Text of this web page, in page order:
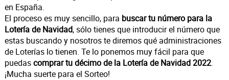
en España.
El proceso es muy sencillo, para buscar tu número para la
Lotería de Navidad, sólo tienes que introducir el número que
estas buscando y nosotros te diremos qué administraciones
de Loterías lo tienen. Te lo ponemos muy fácil para que
puedascomprar tu décimo de la Lotería de Navidad 2022.
¡Mucha suerte para el Sorteo!